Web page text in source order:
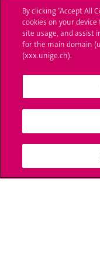
UNIGE Mobile
Médias
Offres d'emploi
Calendrier académique
Médias sociaux
By clicking “Accept All
cookies on your
site usage, and assist
for the main domain
(xxx.unige.ch).